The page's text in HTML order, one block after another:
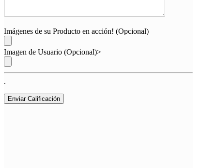
Imágenes de su Producto en acción! (Opcional)
Imagen de Usuario (Opcional)>
.